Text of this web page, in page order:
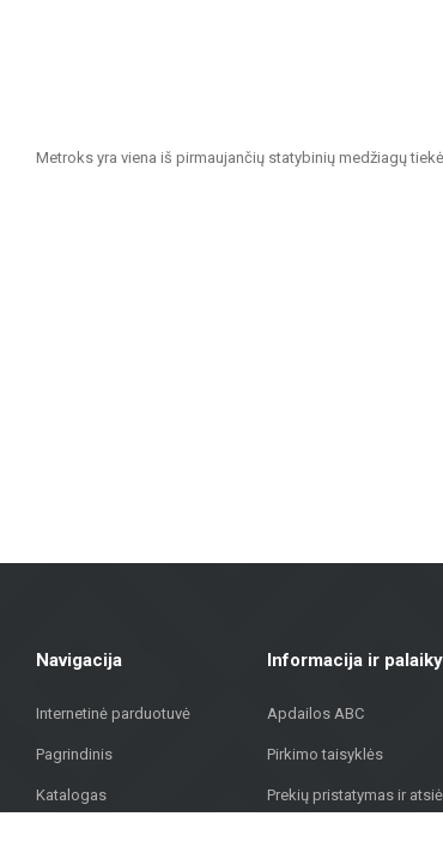
Metroks yra viena iš pirmaujančių statybinių medžiagų
Navigacija
Internetinė parduotuvė
Pagrindinis
Katalogas
Informacija ir
Apdailos ABC
Pirkimo taisyklės
Prekių pristatymas ir